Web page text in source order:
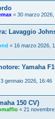
« 30 marzo 2026,
Lavaggio
« 16 marzo 2026,
Yamaha
3 gennaio 2026, 16:46
150 CV)
« 21